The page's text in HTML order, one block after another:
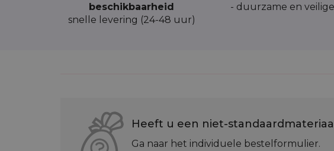
beschikbaarheid
snelle levering (24-48 uur)
- duurzame en
Heeft u een niet-
Ga naar het individuele bestelformulier.